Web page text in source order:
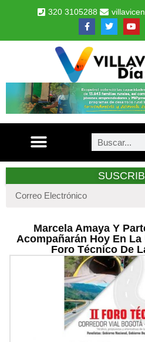
320 3105288
Marcela Amaya Y
Acompañarán Hoy En
Foro Técnico De